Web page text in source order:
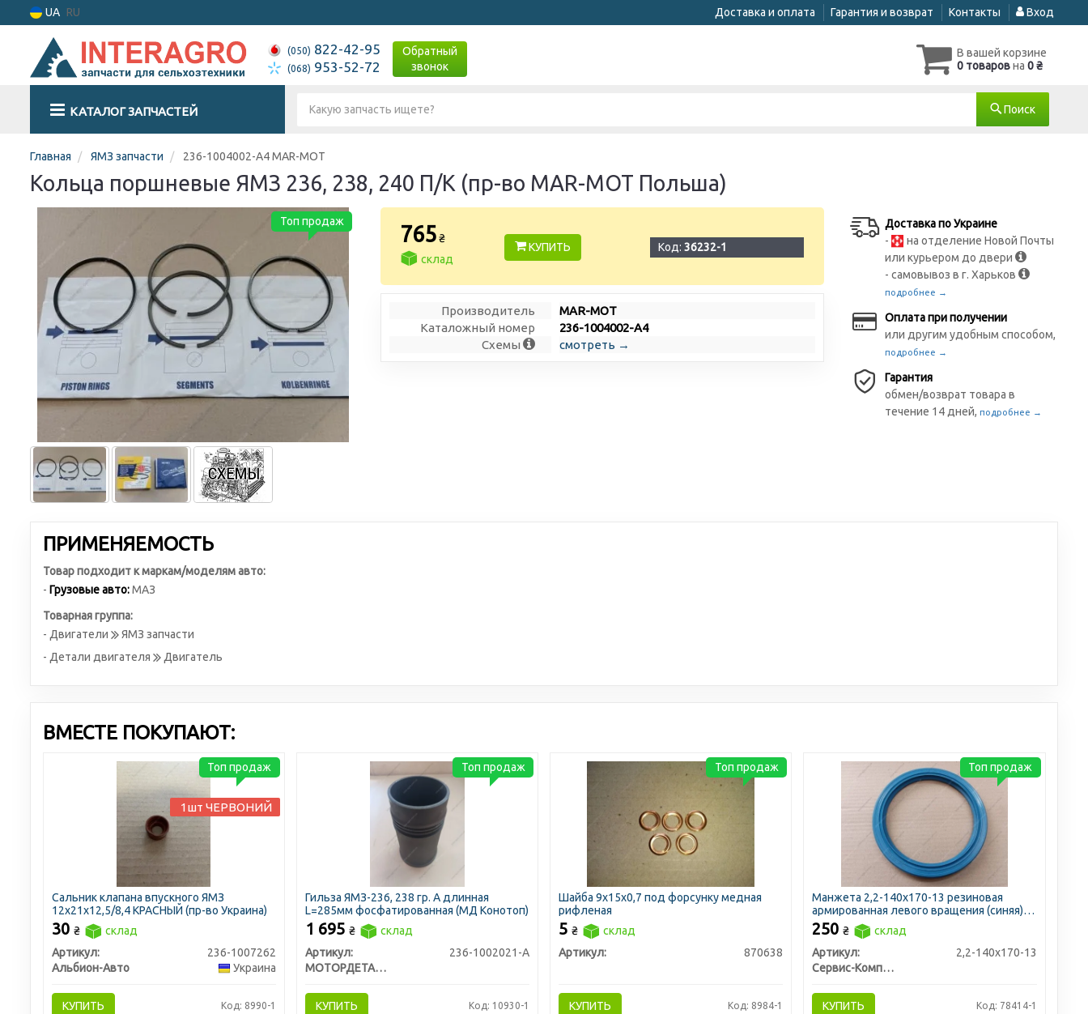
UA RU Доставка и оплата Гарантия и возврат Контакты Вход
(050) 822-42-95
(068) 953-52-72
Обратный
звонок
В вашей корзине
0 товаровна 0 ₴
КАТАЛОГ ЗАПЧАСТЕЙ Поиск
Главная ЯМЗ запчасти 236-1004002-А4 MAR-MOT
Кольца поршневые ЯМЗ 236, 238, 240 П/К (пр-во MAR-MOT Польша)
Топ продаж
765 ₴
склад
КУПИТЬ Код:36232-1
Производитель
MAR-MOT
Каталожный номер
236-1004002-А4
Схемы
смотреть →
Доставка по Украине
-
на отделение Новой Почты
или курьером до двери
- самовывоз в г. Харьков
подробнее →
Оплата при получении
или другим удобным способом,
подробнее →
Гарантия
обмен/возврат товара в
течение 14 дней,подробнее →
ПРИМЕНЯЕМОСТЬ
Товар подходит к маркам/моделям авто:
- Грузовые авто:МАЗ
Товарная группа:
- Двигатели
ЯМЗ запчасти
- Детали двигателя
Двигатель
ВМЕСТЕ ПОКУПАЮТ:
Сальник клапана впускного ЯМЗ
12х21х12,5/8,4 КРАСНЫЙ (пр-во Украина)
30 ₴
склад
Артикул:
236-1007262
Альбион-Авто
Украина
КУПИТЬ Код: 8990-1
Топ продаж
1шт ЧЕРВОНИЙ
Гильза ЯМЗ-236, 238 гр. А длинная
L=285мм фосфатированная (МД Конотоп)
1 695 ₴
склад
Артикул:
236-1002021-А
МОТОРДЕТАЛЬ г. Конотоп
КУПИТЬ Код: 10930-1
Топ продаж
Шайба 9х15х0,7 под форсунку медная
рифленая
5 ₴
склад
Артикул:
870638
КУПИТЬ Код: 8984-1
Топ продаж
Манжета 2,2-140х170-13 резиновая
армированная левого вращения (синяя)
(пр-во Украина)
250₴
склад
Артикул:
2,2-140х170-13
Сервис-Комплектация ООО, Украина
КУПИТЬ Код: 78414-1
Топ продаж